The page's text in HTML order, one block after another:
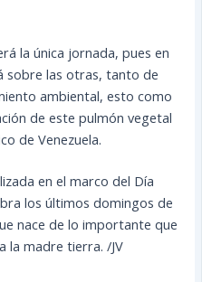
la única jornada, pues en
sobre las otras, tanto de
ambiental, esto como
de este pulmón vegetal
de Venezuela.
en el marco del Día
los últimos domingos de
nace de lo importante que
la madre tierra. /JV